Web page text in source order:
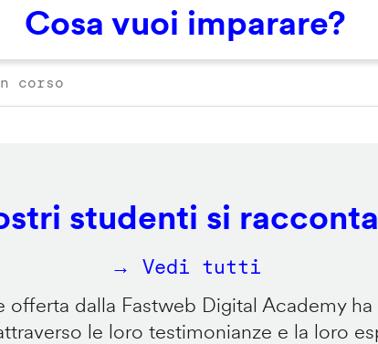
Cosa vuoi imparare?
studenti si
→ Vedi tutti
dalla Fastweb Digital Academy
le loro testimonianze e la loro